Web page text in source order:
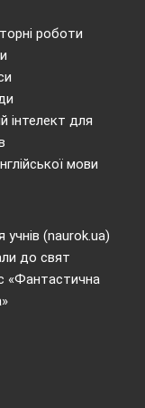
роботи
інтелект для
мови
учнів (naurok.ua)
до свят
«Фантастична